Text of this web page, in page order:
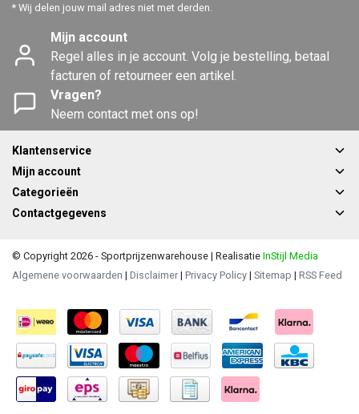
* Wij delen jouw mail adres niet met derden.
Mijn account
Regel alles in je account. Volg je bestelling, betaal
facturen of retourneer een artikel.
Vragen?
Neem contact met ons op!
Klantenservice
Mijn account
Categorieën
Contactgegevens
© Copyright 2026 - Sportprijzenwarehouse | Realisatie InStijl Media
Algemene voorwaarden | Disclaimer | Privacy Policy | Sitemap | RSS Feed